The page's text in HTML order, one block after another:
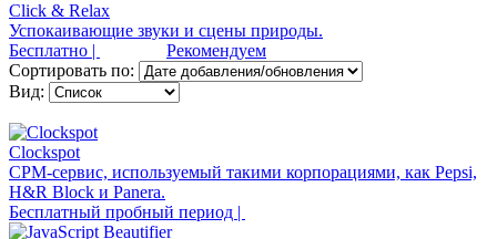
Click & Relax
Успокаивающие звуки и сцены природы.
Бесплатно |
Рекомендуем
Сортировать по:
Вид:
Clockspot
CPM-сервис, используемый такими корпорациями, как Pepsi,
H&R Block и Panera.
Бесплатный пробный период |